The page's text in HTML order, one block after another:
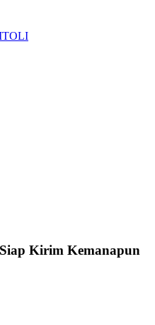
Kirim Kemanapun